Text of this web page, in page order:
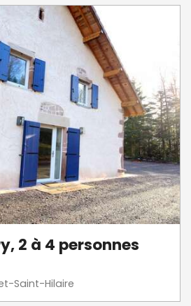
2 à 4 personnes
Saint-Hilaire